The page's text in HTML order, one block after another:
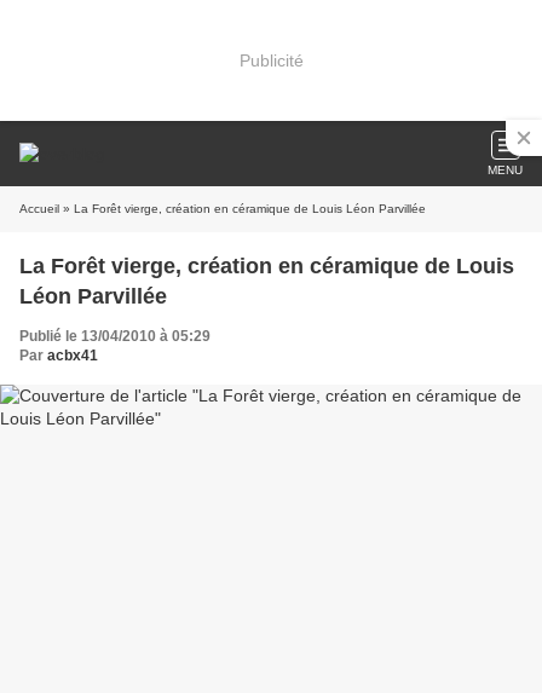
Publicité
MENU
Accueil » La Forêt vierge, création en céramique de Louis Léon Parvillée
La Forêt vierge, création en céramique de Louis
Léon Parvillée
Publié le 13/04/2010 à 05:29
Par acbx41